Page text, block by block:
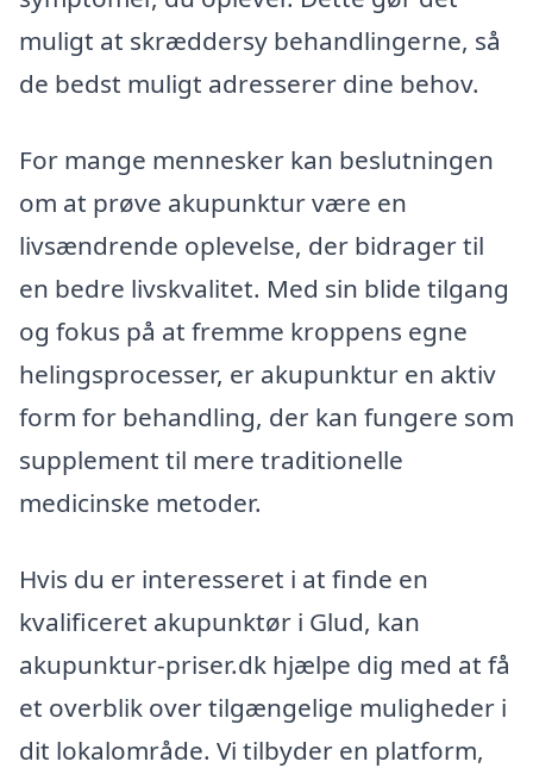
muligt at skræddersy behandlingerne, så
de bedst muligt adresserer dine behov.
For mange mennesker kan beslutningen
om at prøve akupunktur være en
livsændrende oplevelse, der bidrager til
en bedre livskvalitet. Med sin blide tilgang
og fokus på at fremme kroppens egne
helingsprocesser, er akupunktur en aktiv
form for behandling, der kan fungere som
supplement til mere traditionelle
medicinske metoder.
Hvis du er interesseret i at finde en
kvalificeret akupunktør i Glud, kan
akupunktur-priser.dk hjælpe dig med at få
et overblik over tilgængelige muligheder i
dit lokalområde. Vi tilbyder en platform,